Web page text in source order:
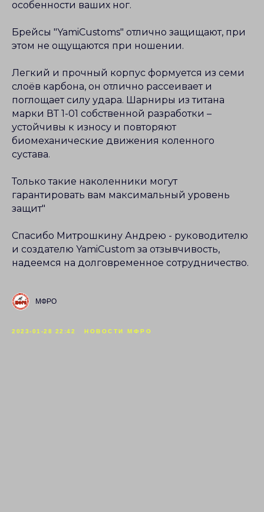
особенности ваших ног.
Брейсы "YamiCustoms" отлично защищают, при
этом не ощущаются при ношении.
Легкий и прочный корпус формуется из семи
слоёв карбона, он отлично рассеивает и
поглощает силу удара. Шарниры из титана
марки ВТ 1-01 собственной разработки –
устойчивы к износу и повторяют
биомеханические движения коленного
сустава.
Только такие наколенники могут
гарантировать вам максимальный уровень
защит"
Спасибо Митрошкину Андрею - руководителю
и создателю YamiCustom за отзывчивость,
надеемся на долговременное сотрудничество.
МФРО
2023-01-28 22:42 НОВОСТИ МФРО